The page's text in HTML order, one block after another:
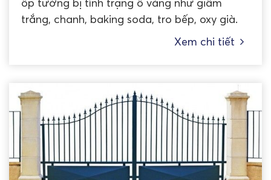
ốp tường bị tình trạng ố vàng như giấm
trắng, chanh, baking soda, tro bếp, oxy già.
Xem chi tiết